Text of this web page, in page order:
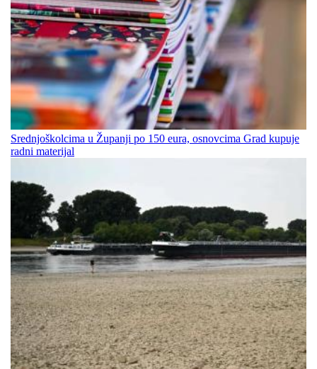
Srednjoškolcima u Županji po 150 eura, osnovcima Grad kupuje
radni materijal